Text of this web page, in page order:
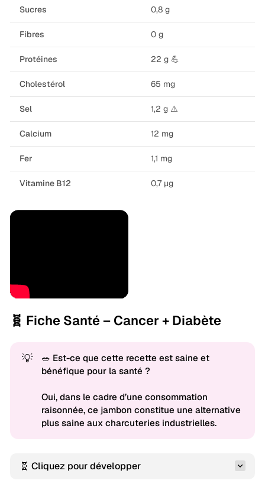
Sucres 0,8 g
Fibres 0 g
Protéines 22 g 💪
Cholestérol 65 mg
Sel 1,2 g ⚠️
Calcium 12 mg
Fer 1,1 mg
Vitamine B12 0,7 µg
🧬 Fiche Santé – Cancer + Diabète
💡
🥗 Est-ce que cette recette est saine et
bénéfique pour la santé ?
Oui, dans le cadre d’une consommation
raisonnée, ce jambon constitue une alternative
plus saine aux charcuteries industrielles.
🧬 Cliquez pour développer